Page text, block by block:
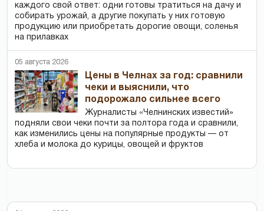
каждого свой ответ: одни готовы тратиться на дачу и
собирать урожай, а другие покупать у них готовую
продукцию или приобретать дорогие овощи, соленья
на прилавках
05 августа 2026
Цены в Челнах за год: сравнили
чеки и выяснили, что
подорожало сильнее всего
Журналисты «Челнинских известий»
подняли свои чеки почти за полтора года и сравнили,
как изменились цены на популярные продукты — от
хлеба и молока до курицы, овощей и фруктов